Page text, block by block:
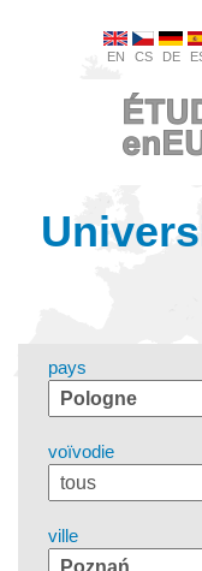
EN CS DE
pays
voïvodie
ville